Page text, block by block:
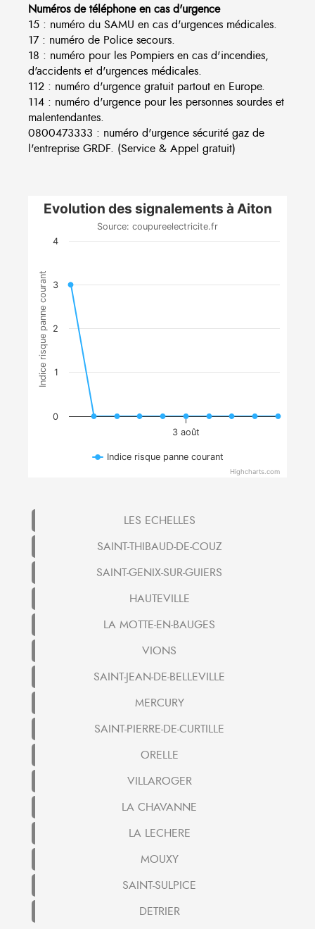
Numéros de téléphone en cas d'urgence
15 : numéro du SAMU en cas d'urgences médicales.
17 : numéro de Police secours.
18 : numéro pour les Pompiers en cas d'incendies,
d'accidents et d'urgences médicales.
112 : numéro d'urgence gratuit partout en Europe.
114 : numéro d'urgence pour les personnes sourdes et
malentendantes.
0800473333 : numéro d'urgence sécurité gaz de
l'entreprise GRDF. (Service & Appel gratuit)
Indice risque panne courant
Evolution des signalements à Aiton
Source: coupureelectricite.fr
3 août
0
1
2
3
4
Indice risque panne courant
Highcharts.com
LES ECHELLES
SAINT-THIBAUD-DE-COUZ
SAINT-GENIX-SUR-GUIERS
HAUTEVILLE
LA MOTTE-EN-BAUGES
VIONS
SAINT-JEAN-DE-BELLEVILLE
MERCURY
SAINT-PIERRE-DE-CURTILLE
ORELLE
VILLAROGER
LA CHAVANNE
LA LECHERE
MOUXY
SAINT-SULPICE
DETRIER